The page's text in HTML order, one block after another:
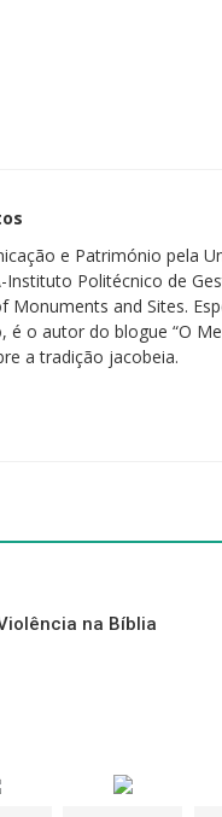
no altar da capela-mor, a
da paróquia da Vitória.
a imagem original de
ao Museu Nacional de
e Património pela
Instituto Politécnico de
Monuments and Sites.
é o autor do blogue “O
a tradição jacobeia.
na Bíblia